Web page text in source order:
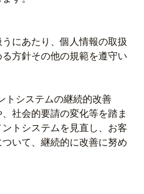
にあたり、個人情報の取扱
方針その他の規範を遵守い
トシステムの継続的改善
社会的要請の変化等を踏ま
トシステムを見直し、お客
いて、継続的に改善に努め